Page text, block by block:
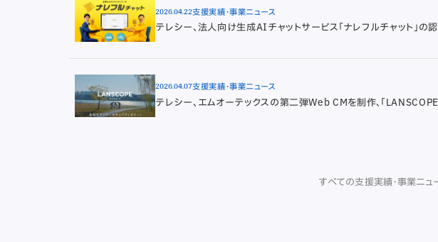
2026.04.22支援実績・事業ニュース
テレシー、法人向け生成AIチャットサービス「ナレフルチャット」
2026.04.07支援実績・事業ニュース
テレシー、エムオーテックスの第二弾Web CMを制作、「
すべての支援実績・事業ニュ